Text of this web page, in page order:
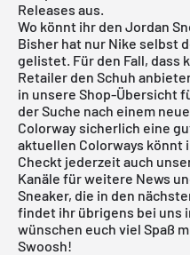
Releases aus.
Wo könnt ihr den Jordan
Bisher hat nur Nike selbst
gelistet. Für den Fall, dass
Retailer den Schuh
in unsere Shop-Übersicht
der Suche nach einem
Colorway sicherlich eine
aktuellen Colorways könnt
Checkt jederzeit auch
Kanäle für weitere News
Sneaker, die in den
findet ihr übrigens bei uns
wünschen euch viel Spaß
Swoosh!